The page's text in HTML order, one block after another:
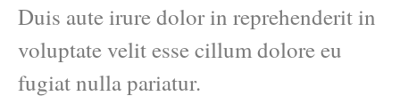
Duis aute irure dolor in reprehenderit in
voluptate velit esse cillum dolore eu
fugiat nulla pariatur.